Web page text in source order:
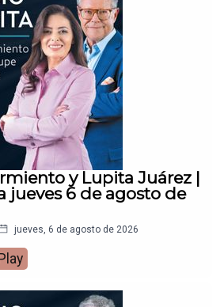
y Lupita Juárez |
jueves 6 de agosto de
jueves, 6 de agosto de 2026